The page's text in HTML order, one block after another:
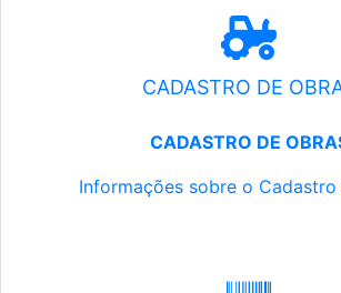
CADASTRO DE
CADASTRO DE
Informações sobre o Cadastro